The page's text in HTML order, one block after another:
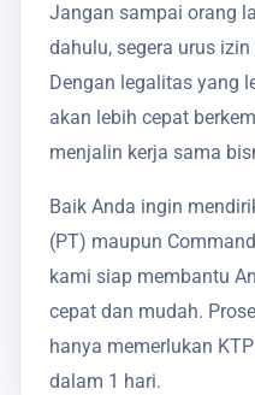
Jangan sampai orang
dahulu, segera urus
Dengan legalitas yang
akan lebih cepat
menjalin kerja sama
Baik Anda ingin
(PT) maupun
kami siap membantu
cepat dan mudah.
hanya memerlukan
dalam 1 hari.